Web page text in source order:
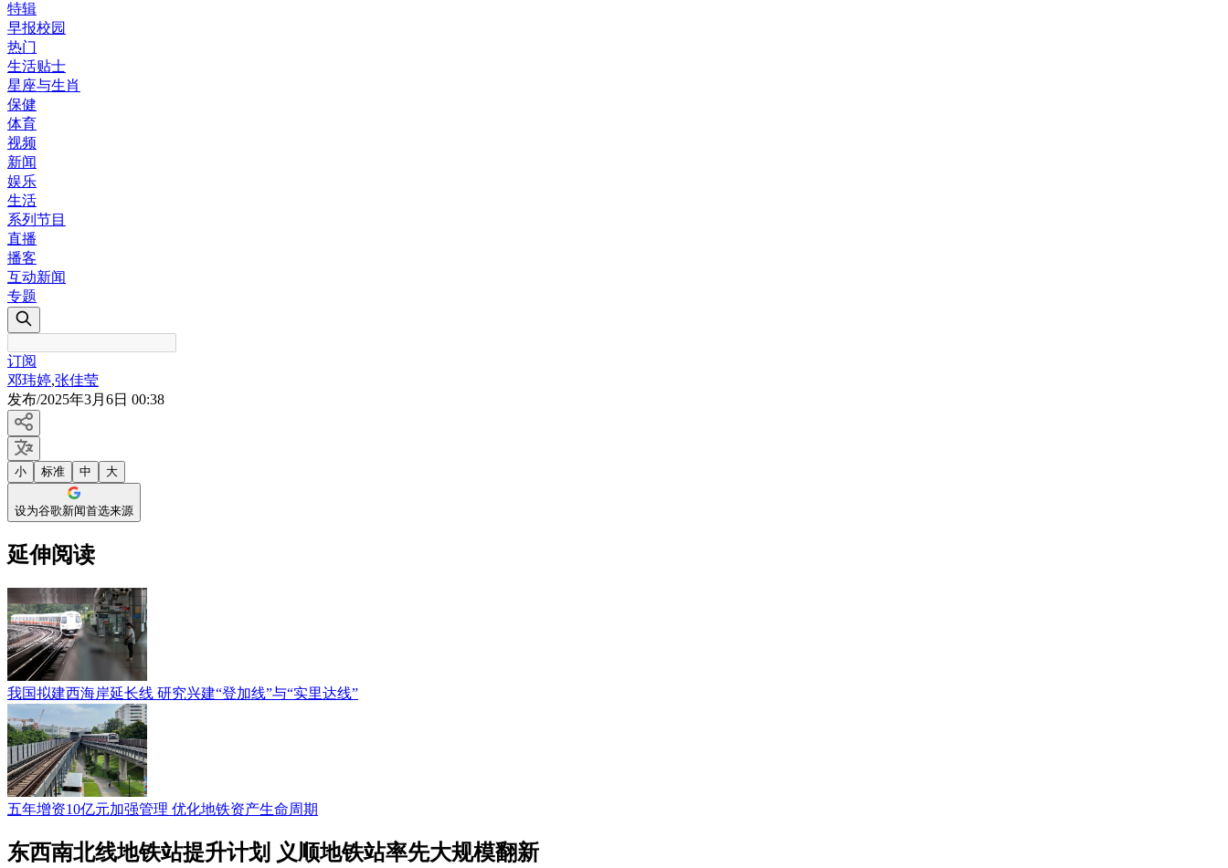
特辑
早报校园
热门
生活贴士
星座与生肖
保健
体育
视频
新闻
娱乐
生活
系列节目
直播
播客
互动新闻
专题
订阅
邓玮婷,张佳莹
发布/2025年3月6日 00:38
小 标准 中 大
设为谷歌新闻首选来源
延伸阅读
我国拟建西海岸延长线 研究兴建“登加线”与“实里达线”
五年增资10亿元加强管理 优化地铁资产生命周期
东西南北线地铁站提升计划 义顺地铁站率先大规模翻新